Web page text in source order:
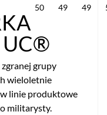
50 49 49
UC®
grupy
wieloletnie
linie produktowe
militarysty.